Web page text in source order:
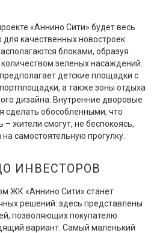
«Аннино Сити» будет весь
качественных новостроек
блоками, образуя
зеленых насаждений.
детские площадки с
а также зоны отдыха
дизайна. Внутренние дворовые
сделать обособленными, что
– жители смогут, не беспокоясь,
самостоятельную прогулку.
ИНВЕСТОРОВ
ЖК «Аннино Сити» станет
решений: здесь представлены
позволяющих покупателю
вариант. Самый маленький